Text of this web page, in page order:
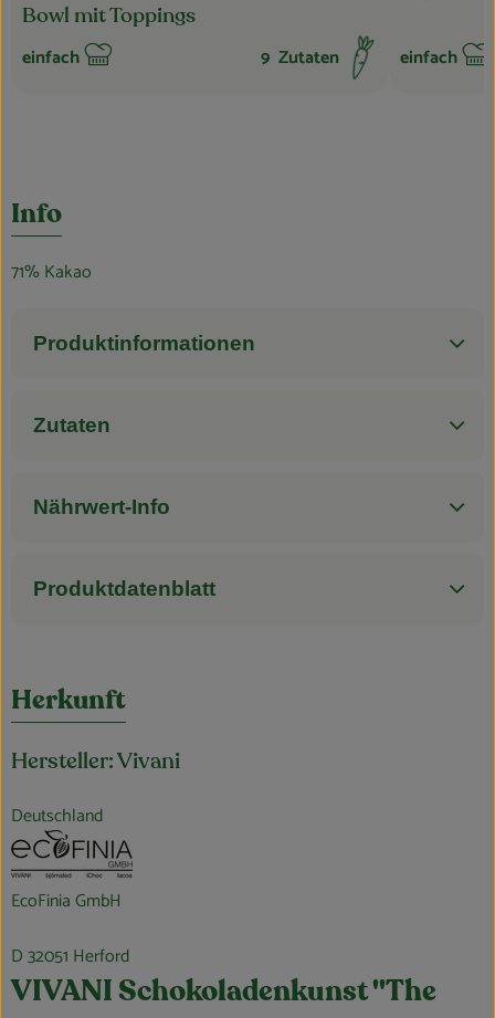
Bowl mit Toppings
Schwierigkeit:
einfach 9 Zutaten einfach
Info
71% Kakao
Produktinformationen
Zutaten
Nährwert-Info
Produktdatenblatt
Herkunft
Hersteller: Vivani
Deutschland
EcoFinia GmbH
D 32051 Herford
VIVANI Schokoladenkunst "The